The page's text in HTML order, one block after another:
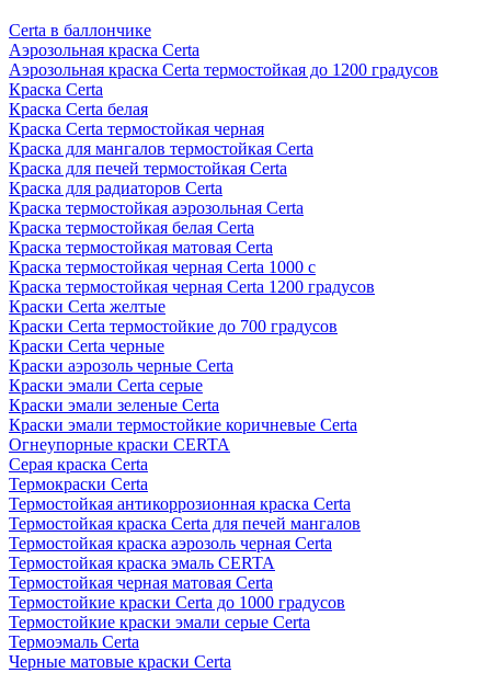
Certa в баллончике
Аэрозольная краска Certa
Аэрозольная краска Certa термостойкая до 1200 градусов
Краска Certa
Краска Certa белая
Краска Сerta термостойкая черная
Краска для мангалов термостойкая Certa
Краска для печей термостойкая Certa
Краска для радиаторов Certa
Краска термостойкая аэрозольная Certa
Краска термостойкая белая Certa
Краска термостойкая матовая Certa
Краска термостойкая черная Certa 1000 c
Краска термостойкая черная Certa 1200 градусов
Краски Certa желтые
Краски Certa термостойкие до 700 градусов
Краски Certa черные
Краски аэрозоль черные Certa
Краски эмали Certa серые
Краски эмали зеленые Certa
Краски эмали термостойкие коричневые Certa
Огнеупорные краски CERTA
Серая краска Certa
Термокраски Certa
Термостойкая антикоррозионная краска Certa
Термостойкая краска Certa для печей мангалов
Термостойкая краска аэрозоль черная Certa
Термостойкая краска эмаль CERTA
Термостойкая черная матовая Certa
Термостойкие краски Certa до 1000 градусов
Термостойкие краски эмали серые Certa
Термоэмаль Certa
Черные матовые краски Certa